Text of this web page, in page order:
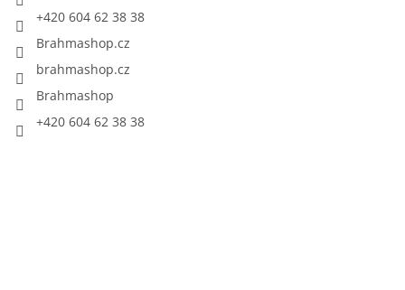
+420 604 62 38 38
Brahmashop.cz
brahmashop.cz
Brahmashop
+420 604 62 38 38